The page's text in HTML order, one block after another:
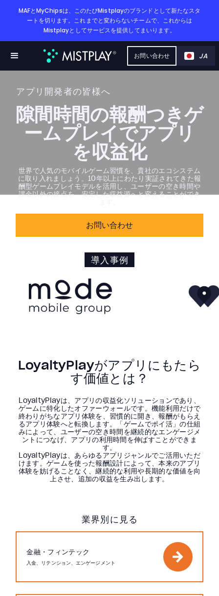
MAFとMyChipsは、このたびMistplayのブランドとして新たなスタ
ートを切ります。これまでと変わらないチームで、これからは
Mistplayとしてサービスを提供してまいります。
JA
お問い合わせ
アプリ開発者の皆様へ
隙間時間の報酬つきゲ
ームプレイでアプリ
を収益化
世界で人気のモバイルゲーム習慣を、貴社のエコシステム
に取り入れましょう。10年以上にわたり実証されてきた報
酬型ゲームプレイモデルを活用し、ユーザーの空き時間や
課金以外の接点を、安定した収益源へと変えることができ
お問い合わせ
導入事例
LoyaltyPlayがアプリにもたら
す価値とは？
LoyaltyPlayは、アプリの収益化ソリューションであり、
ゲームに特化したオファーウォールです。機能利用だけで
終わりがちなアプリ体験を、習慣的に開き、報酬がもらえ
るアプリ体験へと転換します。「ゲームでポイ活」の仕組
みによって、ユーザーの空き時間を継続的なエンゲージメ
ントにつなげ、アプリの利用時間を伸ばすことができま
す。
LoyaltyPlayは、あらゆるアプリジャンルでご活用いただ
けます。ゲームを使った報酬設計によって、本来のアプリ
体験を妨げることなく、継続的な利用や長期的な価値を向
上させ、追加の収益を生み出します。
業界別に見る
金融・フィンテック
入金、リテンション、エンゲージメント